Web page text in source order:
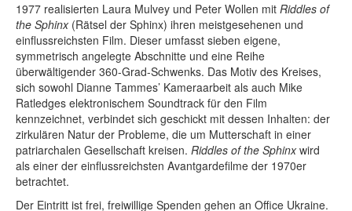
1977 realisierten Laura Mulvey und Peter Wollen mit Riddles of
the Sphinx(Rätsel der Sphinx) ihren meistgesehenen und
einflussreichsten Film. Dieser umfasst sieben eigene,
symmetrisch angelegte Abschnitte und eine Reihe
überwältigender 360-Grad-Schwenks. Das Motiv des Kreises,
sich sowohl Dianne Tammes’ Kameraarbeit als auch Mike
Ratledges elektronischem Soundtrack für den Film
kennzeichnet, verbindet sich geschickt mit dessen Inhalten: der
zirkulären Natur der Probleme, die um Mutterschaft in einer
patriarchalen Gesellschaft kreisen. Riddles of the Sphinxwird
als einer der einflussreichsten Avantgardefilme der 1970er
betrachtet.
Der Eintritt ist frei, freiwillige Spenden gehen an Office Ukraine.